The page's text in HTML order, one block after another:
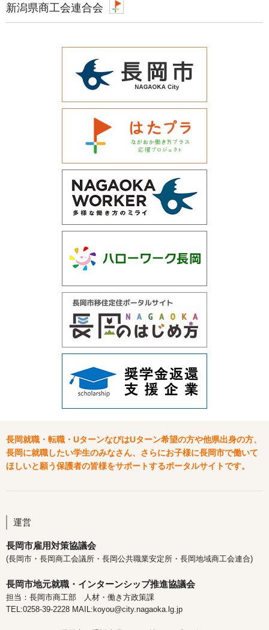
新潟県商工会連合会
長岡就職・転職・UターンなびはUターン希望の方や他県出身の方、
長岡に就職したい学生のみなさん、さらにお子様に長岡市で働いて
ほしいと願う保護者の皆様をサポートするポータルサイトです。
運営
長岡市雇用対策協議会
(長岡市・長岡商工会議所・長岡公共職業安定所・長岡地域商工会連合)
長岡市地元就職・インターンシップ推進協議会
担当：長岡市商工部 人材・働き方政策課
TEL:0258-39-2228 MAIL:koyou@city.nagaoka.lg.jp